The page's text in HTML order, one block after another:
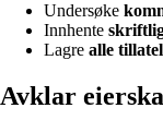
Undersøke
Innhente
Lagre alle
Avklar